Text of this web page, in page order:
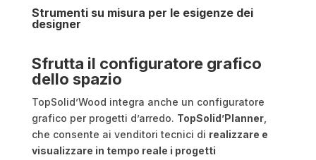
Strumenti su misura per le esigenze dei
designer
Sfrutta il configuratore grafico
dello spazio
TopSolid’Wood integra anche un configuratore
grafico per progetti d’arredo. TopSolid’Planner,
che consente ai venditori tecnici di realizzare e
visualizzare in tempo reale i progetti